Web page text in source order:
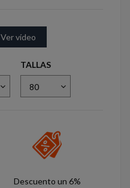
Ver vídeo
TALLAS
Descuento un 6%